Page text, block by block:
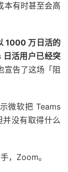
本有时甚至会高
1000 万日活的
活用户已经突
宣告了这场「阻
微软把 Teams
没有取得什么
，Zoom。